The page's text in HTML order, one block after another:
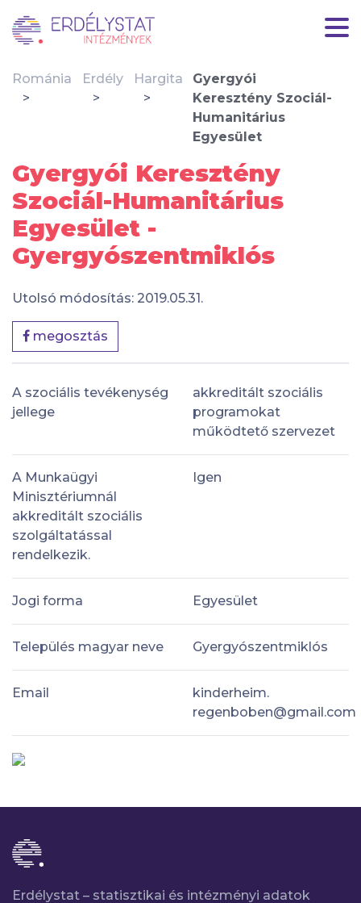
Románia Erdély Hargita
Gyergyói
Keresztény Szociál-
Humanitárius
Egyesület
Gyergyói Keresztény
Szociál-Humanitárius
Egyesület -
Gyergyószentmiklós
Utolsó módosítás: 2019.05.31.
megosztás
A szociális tevékenység
jellege
akkreditált szociális
programokat
működtető szervezet
A Munkaügyi
Minisztériumnál
akkreditált szociális
szolgáltatással
rendelkezik.
Igen
Jogi forma Egyesület
Település magyar neve Gyergyószentmiklós
Email
kinderheim.
regenboben@gmail.com
Erdélystat – statisztikai és intézményi adatok